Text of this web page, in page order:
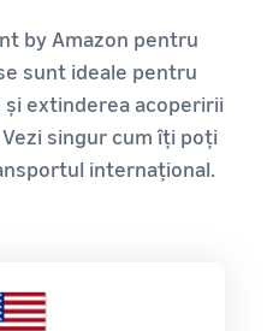
by Amazon pentru
sunt ideale pentru
extinderea acoperirii
singur cum îți poți
internațional.